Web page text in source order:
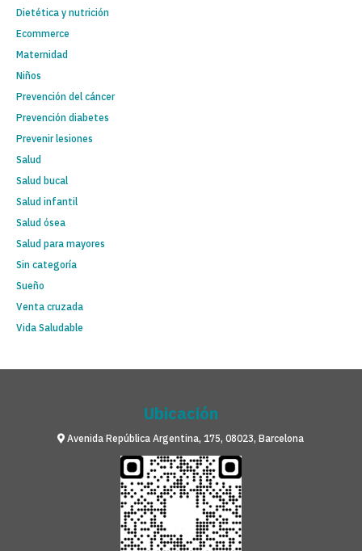
Dietética y nutrición
Ecommerce
Maternidad
Niños
Prevención del cáncer
Prevención diabetes
Prevenir lesiones
Salud
Salud bucal
Salud infantil
Salud ósea
Salud para mayores
Sin categoría
Sueño
Venta cruzada
Vida Saludable
Ubicación
Avenida República Argentina, 175, 08023, Barcelona